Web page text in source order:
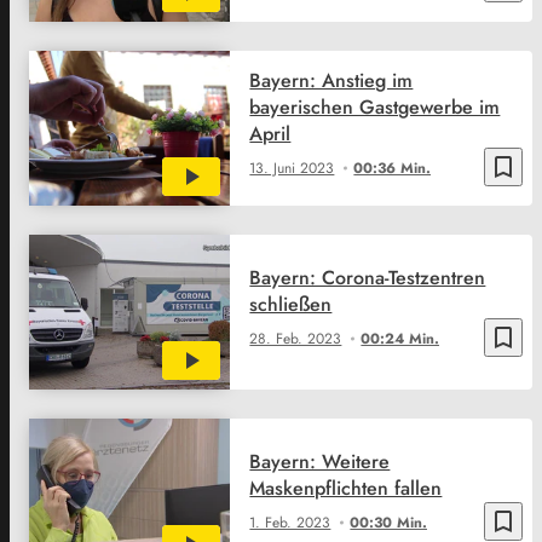
bookmark_border
13. Juni 2023 00:36 Min.
Bayern: Anstieg im
bayerischen Gastgewerbe im
April
bookmark_border
28. Feb. 2023 00:24 Min.
Bayern: Corona-Testzentren
schließen
bookmark_border
1. Feb. 2023 00:30 Min.
Bayern: Weitere
Maskenpflichten fallen